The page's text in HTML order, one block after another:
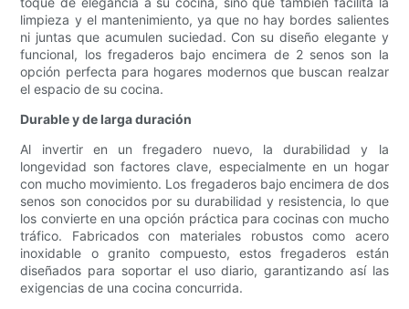
limpieza y el mantenimiento, ya que no hay bordes salientes
ni juntas que acumulen suciedad. Con su diseño elegante y
funcional, los fregaderos bajo encimera de 2 senos son la
opción perfecta para hogares modernos que buscan realzar
el espacio de su cocina.
Durable y de larga duración
Al invertir en un fregadero nuevo, la durabilidad y la
longevidad son factores clave, especialmente en un hogar
con mucho movimiento. Los fregaderos bajo encimera de dos
senos son conocidos por su durabilidad y resistencia, lo que
los convierte en una opción práctica para cocinas con mucho
tráfico. Fabricados con materiales robustos como acero
inoxidable o granito compuesto, estos fregaderos están
diseñados para soportar el uso diario, garantizando así las
exigencias de una cocina concurrida.